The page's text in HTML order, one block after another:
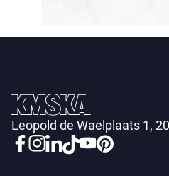
Leopold de Waelplaats 1,